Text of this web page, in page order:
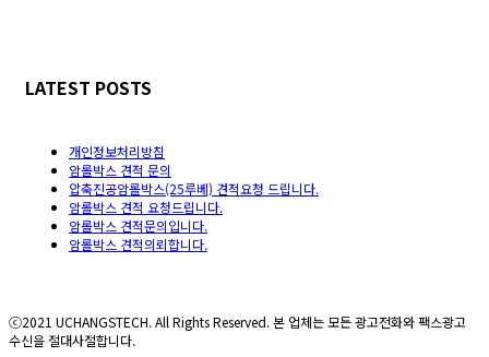
LATEST POSTS
개인정보처리방침
암롤박스 견적 문의
압축진공암롤박스(25루베) 견적요청 드립니다.
암롤박스 견적 요청드립니다.
암롤박스 견적문의입니다.
암롤박스 견적의뢰합니다.
ⓒ2021 UCHANGSTECH. All Rights Reserved. 본 업체는 모든 광고전화와 팩스광고
수신을 절대사절합니다.